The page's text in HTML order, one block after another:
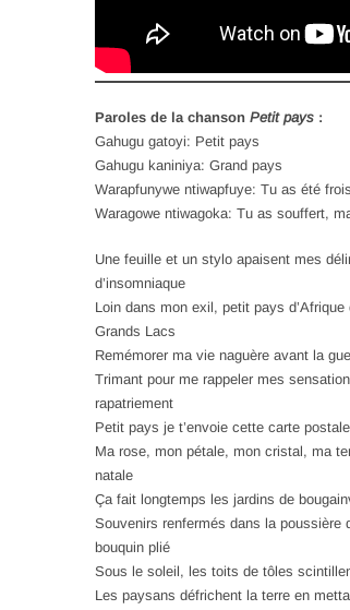
Paroles de la chanson Petit pays :
Gahugu gatoyi: Petit pays
Gahugu kaniniya: Grand pays
Warapfunywe ntiwapfuye: Tu as été
Waragowe ntiwagoka: Tu as souffert,
Une feuille et un stylo apaisent mes
d’insomniaque
Loin dans mon exil, petit pays d’Afrique
Grands Lacs
Remémorer ma vie naguère avant la
Trimant pour me rappeler mes
rapatriement
Petit pays je t’envoie cette carte postale
Ma rose, mon pétale, mon cristal, ma
natale
Ça fait longtemps les jardins de
Souvenirs renfermés dans la poussière
bouquin plié
Sous le soleil, les toits de tôles
Les paysans défrichent la terre en